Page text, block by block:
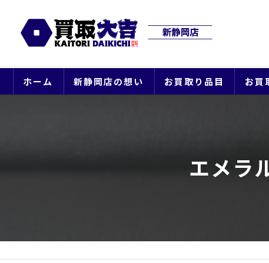
ホーム 新静岡店の想い お買取り品目 お買
エメラ